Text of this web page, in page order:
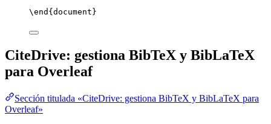
\end { document }
CiteDrive: gestiona BibTeX y BibLaTeX
para Overleaf
Sección titulada «CiteDrive: gestiona BibTeX y BibLaTeX para
Overleaf»